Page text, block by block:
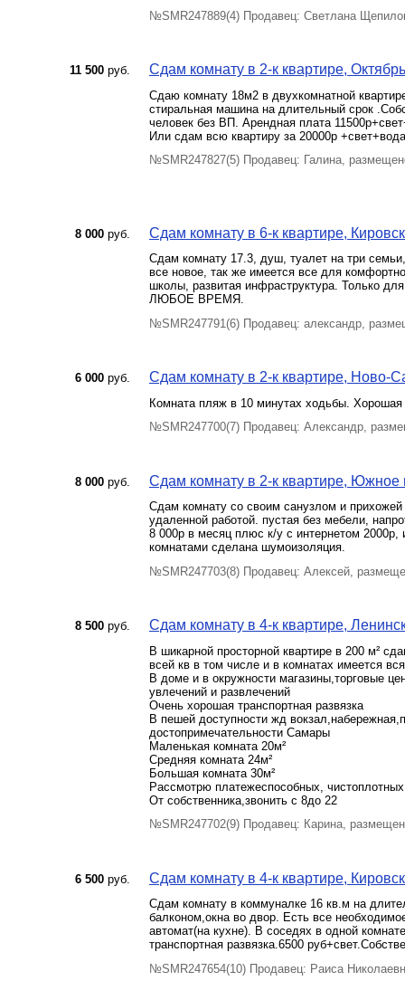
№SMR247889(4) Продавец: Светлана
11 500 руб. Сдам комнату в 2-к квартире,
Сдаю комнату 18м2 в двухкомнатной
стиральная машина на длительный срок
человек без ВП. Арендная плата
Или сдам всю квартиру за 20000р
№SMR247827(5) Продавец: Галина,
8 000 руб. Сдам комнату в 6-к квартире,
Сдам комнату 17.3, душ, туалет на три
все новое, так же имеется все для
школы, развитая инфраструктура. Только
ЛЮБОЕ ВРЕМЯ.
№SMR247791(6) Продавец: александр,
6 000 руб. Сдам комнату в 2-к квартире, Ново-
Комната пляж в 10 минутах ходьбы. Хорошая
№SMR247700(7) Продавец: Александр,
8 000 руб. Сдам комнату в 2-к квартире, Южное
Сдам комнату со своим санузлом и
удаленной работой. пустая без мебели,
8 000р в месяц плюс к/у с интернетом
комнатами сделана шумоизоляция.
№SMR247703(8) Продавец: Алексей,
8 500 руб. Сдам комнату в 4-к квартире,
В шикарной просторной квартире в 200 м²
всей кв в том числе и в комнатах имеется
В доме и в окружности магазины,торговые
увлечений и развлечений
Очень хорошая транспортная развязка
В пешей доступности жд
достопримечательности Самары
Маленькая комната 20м²
Средняя комната 24м²
Большая комната 30м²
Рассмотрю платежеспособных,
От собственника,звонить с 8до 22
№SMR247702(9) Продавец: Карина,
6 500 руб. Сдам комнату в 4-к квартире,
Сдам комнату в коммуналке 16 кв.м на
балконом,окна во двор. Есть все
автомат(на кухне). В соседях в одной
транспортная развязка.6500
№SMR247654(10) Продавец: Раиса